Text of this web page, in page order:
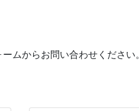
ムからお問い合わせください。